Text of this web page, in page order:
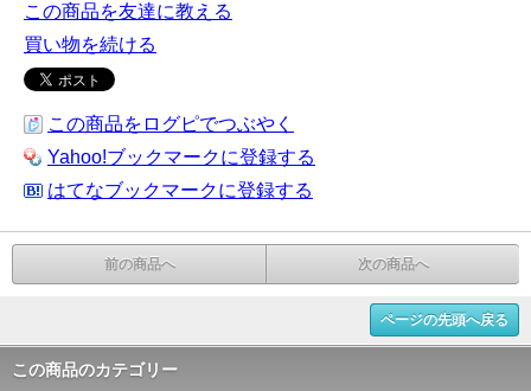
この商品を友達に教える
買い物を続ける
この商品をログピでつぶやく
Yahoo!ブックマークに登録する
はてなブックマークに登録する
前の商品へ 次の商品へ
ページの先頭へ戻る
この商品のカテゴリー